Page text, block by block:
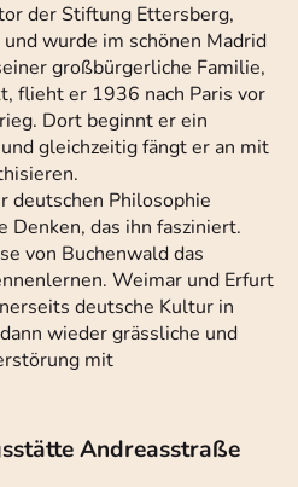
der Stiftung Ettersberg,
wurde im schönen Madrid
großbürgerliche Familie,
flieht er 1936 nach Paris vor
Dort beginnt er ein
gleichzeitig fängt er an mit
deutschen Philosophie
Denken, das ihn fasziniert.
von Buchenwald das
Weimar und Erfurt
deutsche Kultur in
wieder grässliche und
mit
Andreasstraße